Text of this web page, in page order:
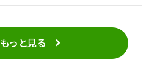
もっと見る